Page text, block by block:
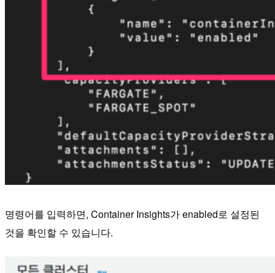
명령어를 입력하면, Container Insights가 enabled로 설정된
것을 확인할 수 있습니다.